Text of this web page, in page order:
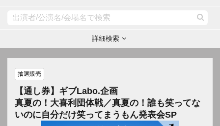
詳細検索
抽選販売
【通し券】ギブLabo.企画
真夏の！大喜利団体戦／真夏の！誰も笑ってな
いのに自分だけ笑ってまうもん発表会SP